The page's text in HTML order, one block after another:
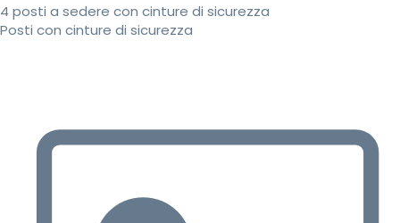
4 posti a sedere con cinture di sicurezza
Posti con cinture di sicurezza